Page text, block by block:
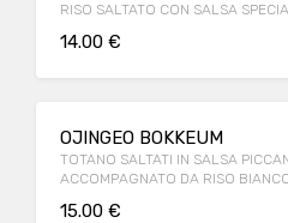
RISO SALTATO CON SALSA
14.00 €
OJINGEO BOKKEUM
TOTANO SALTATI IN SALSA
ACCOMPAGNATO DA RISO
15.00 €